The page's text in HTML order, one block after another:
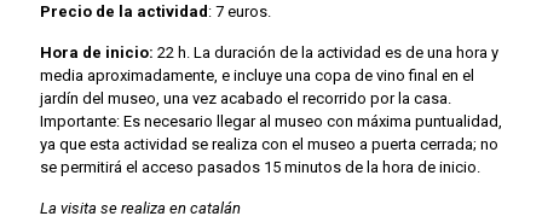
Precio de la actividad : 7 euros.
Hora de inicio: 22 h. La duración de la actividad es de una hora y
media aproximadamente, e incluye una copa de vino final en el
jardín del museo, una vez acabado el recorrido por la casa.
Importante: Es necesario llegar al museo con máxima puntualidad,
ya que esta actividad se realiza con el museo a puerta cerrada; no
se permitirá el acceso pasados 15 minutos de la hora de inicio.
La visita se realiza en catalán